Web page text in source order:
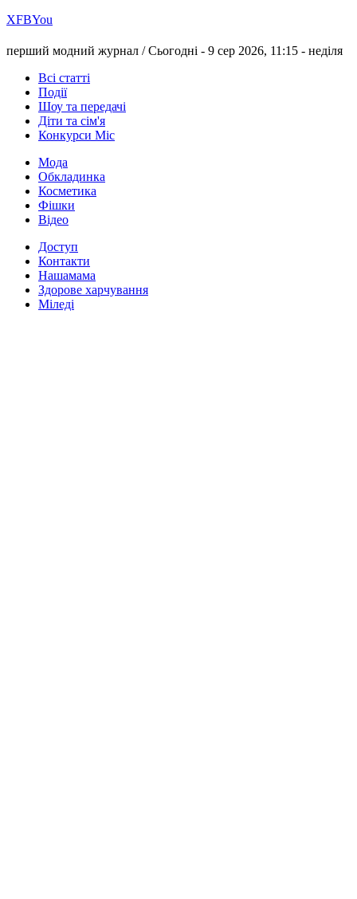
ХFBYou
перший модний журнал /Сьогодні - 9 сер 2026, 11:15 - неділя
Всі статті
Події
Шоу та передачі
Діти та сім'я
Конкурси Міс
Мода
Обкладинка
Косметика
Фішки
Відео
Доступ
Контакти
Нашамама
Здорове харчування
Міледі